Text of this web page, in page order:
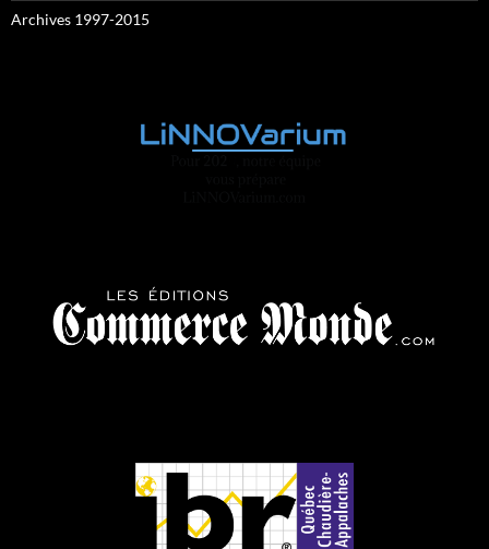
Archives 1997-2015